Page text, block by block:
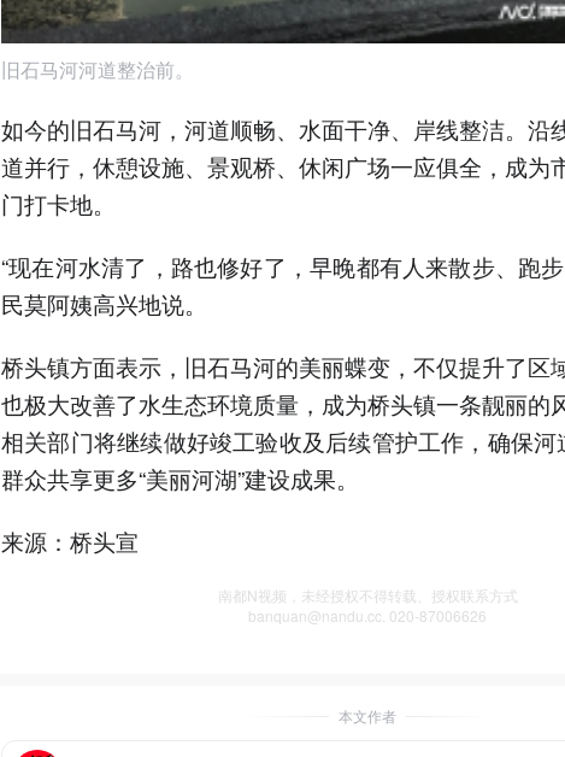
旧石马河河道整治前。
如今的旧石马河，河道顺畅、水面干净、岸线整洁。沿
道并行，休憩设施、景观桥、休闲广场一应俱全，成为
门打卡地。
“现在河水清了，路也修好了，早晚都有人来散步、跑
民莫阿姨高兴地说。
桥头镇方面表示，旧石马河的美丽蝶变，不仅提升了区
也极大改善了水生态环境质量，成为桥头镇一条靓丽的
相关部门将继续做好竣工验收及后续管护工作，确保河
群众共享更多“美丽河湖”建设成果。
来源：桥头宣
南都N视频，未经授权不得转载、授权联系方式
banquan@nandu.cc. 020-87006626
本文作者